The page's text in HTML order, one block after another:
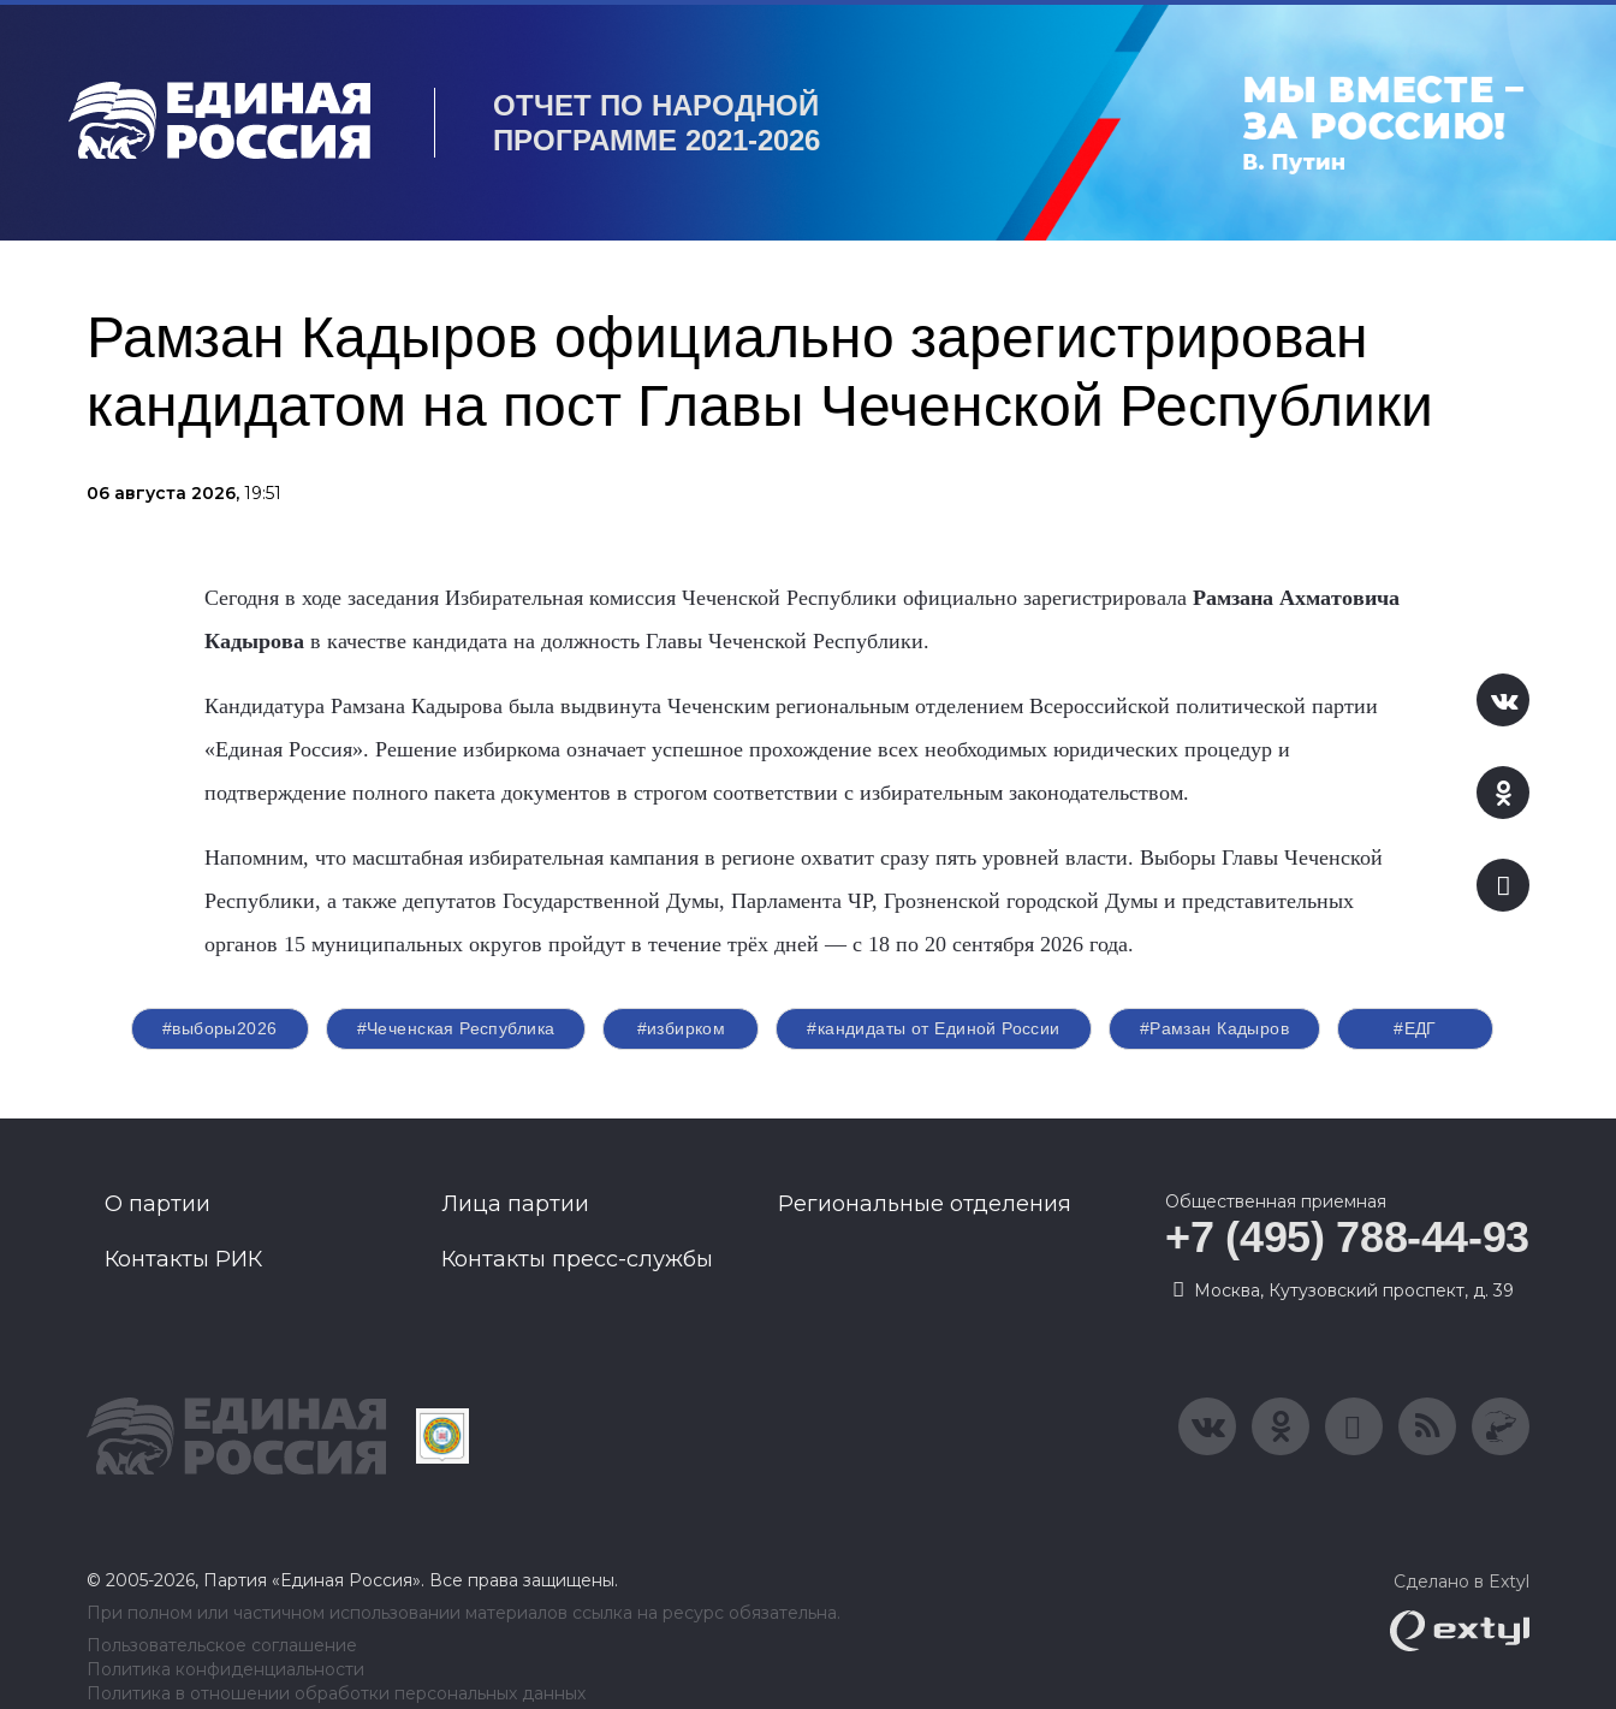
ОТЧЕТ ПО НАРОДНОЙ
ПРОГРАММЕ 2021-2026
Рамзан Кадыров официально зарегистрирован
кандидатом на пост Главы Чеченской Республики
06 августа 2026, 19:51
Сегодня в ходе заседания Избирательная комиссия Чеченской Республики официально зарегистрировала Рамзана Ахматовича
Кадыровав качестве кандидата на должность Главы Чеченской Республики.
Кандидатура Рамзана Кадырова была выдвинута Чеченским региональным отделением Всероссийской политической партии
«Единая Россия». Решение избиркома означает успешное прохождение всех необходимых юридических процедур и
подтверждение полного пакета документов в строгом соответствии с избирательным законодательством.
Напомним, что масштабная избирательная кампания в регионе охватит сразу пять уровней власти. Выборы Главы Чеченской
Республики, а также депутатов Государственной Думы, Парламента ЧР, Грозненской городской Думы и представительных
органов 15 муниципальных округов пройдут в течение трёх дней — с 18 по 20 сентября 2026 года.
#выборы2026 #Чеченская Республика #избирком #кандидаты от Единой России #Рамзан Кадыров #ЕДГ
О партии Лица партии Региональные отделения
Контакты РИК Контакты пресс-службы
Общественная приемная
+7 (495) 788-44-93
Москва, Кутузовский проспект, д. 39
© 2005-2026, Партия «Единая Россия». Все права защищены.
При полном или частичном использовании материалов ссылка на ресурс обязательна.
Пользовательское соглашение
Политика конфиденциальности
Политика в отношении обработки персональных данных
Сделано в Extyl